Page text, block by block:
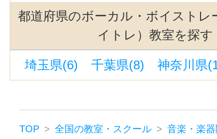
西武新宿駅(2)
立川南駅(2)
金
麻布十番駅(1)
目
初台駅(1)
東中野駅(1)
岩本町
水道橋駅(1)
京成金町駅(1)
志
落合駅(東京)(1)
葛西駅(1)
神
六本木一丁目駅(1)
上野御徒町
ジャズピアノ(1)
キーボード・
和太鼓(1)
パーカッ
オカリナ(1)
ハーモニカ(1)
トロンボーン(2)
チューバ(1)
クラリネット(3)
ゴスペル(1)
民族楽器(1)
二胡(3)
三味線(3)
都道府県のボーカル・ボイストレ
イトレ）教室を探す
埼玉県(6) 千葉県(8) 神奈川県
TOP 全国の教室・スクール
音楽・楽